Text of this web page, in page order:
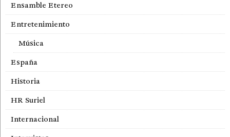
Ensamble Etereo
Entretenimiento
Música
España
Historia
HR Suriel
Internacional